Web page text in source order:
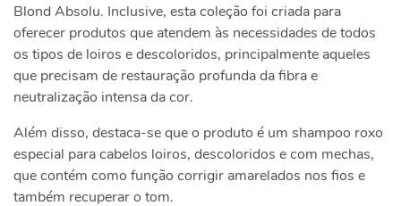
Blond Absolu. Inclusive, esta coleção foi criada para
oferecer produtos que atendem às necessidades de todos
os tipos de loiros e descoloridos, principalmente aqueles
que precisam de restauração profunda da fibra e
neutralização intensa da cor.
Além disso, destaca-se que o produto é um shampoo roxo
especial para cabelos loiros, descoloridos e com mechas,
que contém como função corrigir amarelados nos fios e
também recuperar o tom.